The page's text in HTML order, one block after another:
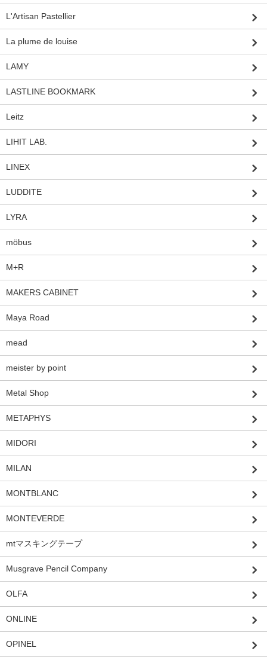
L'Artisan Pastellier
La plume de louise
LAMY
LASTLINE BOOKMARK
Leitz
LIHIT LAB.
LINEX
LUDDITE
LYRA
möbus
M+R
MAKERS CABINET
Maya Road
mead
meister by point
Metal Shop
METAPHYS
MIDORI
MILAN
MONTBLANC
MONTEVERDE
mtマスキングテープ
Musgrave Pencil Company
OLFA
ONLINE
OPINEL